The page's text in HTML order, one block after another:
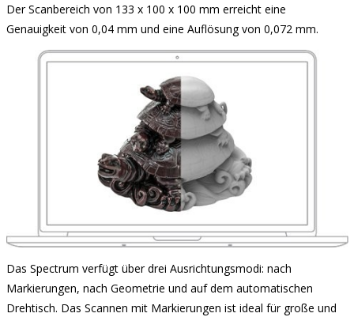
Der Scanbereich von 133 x 100 x 100 mm erreicht eine
Genauigkeit von 0,04 mm und eine Auflösung von 0,072 mm.
Das Spectrum verfügt über drei Ausrichtungsmodi: nach
Markierungen, nach Geometrie und auf dem automatischen
Drehtisch. Das Scannen mit Markierungen ist ideal für große und